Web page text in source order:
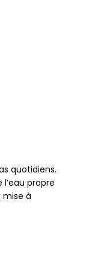
quotidiens.
propre
à